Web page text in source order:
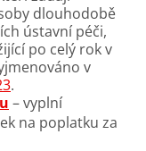
dlouhodobě
ústavní péči,
po celý rok v
v
.
– vyplní
na poplatku za